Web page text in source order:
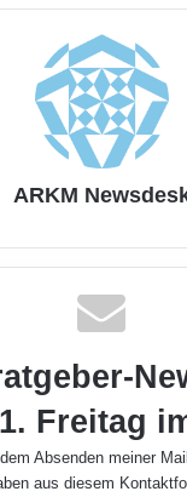
ARKM
Freitag
Absenden meiner
aus diesem